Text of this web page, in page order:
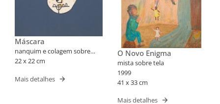
Máscara
nanquim e colagem sobre
papel
22 x 22 cm
Mais detalhes
O Novo Enigma
mista sobre tela
1999
41 x 33 cm
Mais detalhes